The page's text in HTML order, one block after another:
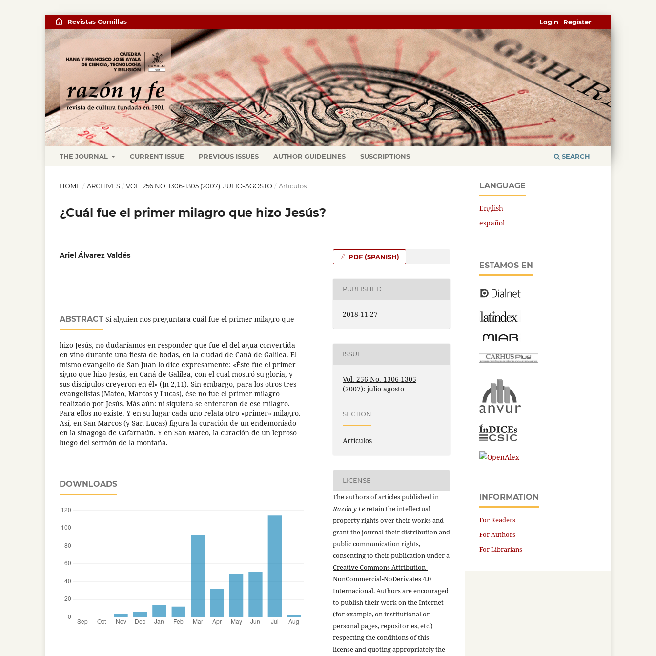
THE JOURNAL CURRENT ISSUE PREVIOUS ISSUES AUTHOR GUIDELINES SUSCRIPTIONS SEARCH
Revistas Comillas Register
Login
HOME / ARCHIVES / VOL. 256 NO. 1306-1305 (2007): JULIO-AGOSTO / Artículos
¿Cuál fue el primer milagro que hizo Jesús?
Ariel Álvarez Valdés
ABSTRACT Si alguien nos preguntara cuál fue el primer milagro que
hizo Jesús, no dudaríamos en responder que fue el del agua convertida
en vino durante una fiesta de bodas, en la ciudad de Caná de Galilea. El
mismo evangelio de San Juan lo dice expresamente: «Éste fue el primer
signo que hizo Jesús, en Caná de Galilea, con el cual mostró su gloria, y
sus discípulos creyeron en él» (Jn 2,11). Sin embargo, para los otros tres
evangelistas (Mateo, Marcos y Lucas), ése no fue el primer milagro
realizado por Jesús. Más aún: ni siquiera se enteraron de ese milagro.
Para ellos no existe. Y en su lugar cada uno relata otro «primer» milagro.
Así, en San Marcos (y San Lucas) figura la curación de un endemoniado
en la sinagoga de Cafarnaún. Y en San Mateo, la curación de un leproso
luego del sermón de la montaña.
DOWNLOADS
PDF (SPANISH)
PUBLISHED
2018-11-27
ISSUE
Vol. 256 No. 1306-1305
(2007): julio-agosto
SECTION
Artículos
LICENSE
The authors of articles published in
Razón y Feretain the intellectual
property rights over their works and
grant the journal their distribution and
public communication rights,
consenting to their publication under a
Creative Commons Attribution-
NonCommercial-NoDerivates 4.0
Internacional. Authors are encouraged
to publish their work on the Internet
(for example, on institutional or
personal pages, repositories, etc.)
respecting the conditions of this
license and quoting appropriately the
LANGUAGE
English
español
ESTAMOS EN
INFORMATION
For Readers
For Authors
For Librarians